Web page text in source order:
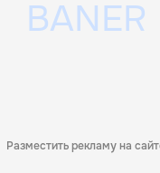
Разместить рекламу на